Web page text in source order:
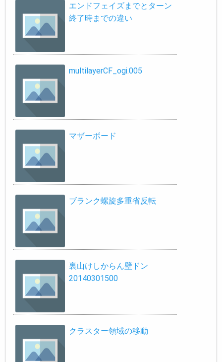
エンドフェイズまでとターン
終了時までの違い
multilayerCF_ogi.005
マザーボード
ブランク螺旋多重省反転
裏山けしからん壁ドン
20140301500
クラスター領域の移動